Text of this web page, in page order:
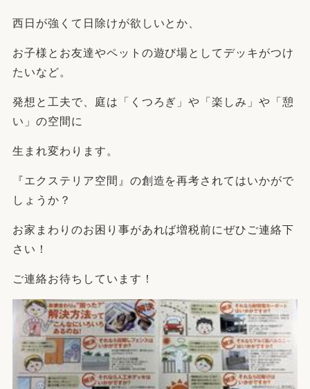
西日が強くて日除けが欲しいとか、
お子様とお友達やペットの遊び場としてデッキがつけ
たいなど。
発想と工夫で、庭は「くつろぎ」や「楽しみ」や「憩
い」の空間に
生まれ変わります。
『エクステリア空間』の創造を再考されてはいかがで
しょうか？
お家まわりのお困り事があれば増税前にぜひご連絡下
さい！
ご連絡お待ちしています！